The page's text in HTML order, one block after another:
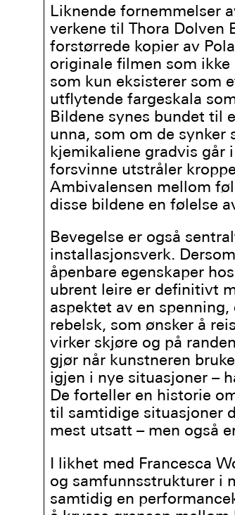
Liknende fornemmelser
verkene til Thora Dolven
forstørrede kopier av
originale filmen som
som kun eksisterer som
utflytende fargeskala
Bildene synes bundet til
unna, som om de synker
kjemikaliene gradvis går
forsvinne utstråler
Ambivalensen mellom
disse bildene en følelse
Bevegelse er også
installasjonsverk.
åpenbare egenskaper
ubrent leire er definitivt
aspektet av en
rebelsk, som ønsker å
virker skjøre og på
gjør når kunstneren
igjen i nye situasjoner –
De forteller en historie
til samtidige situasjoner
mest utsatt – men også
I likhet med Francesca
og samfunnsstrukturer i
samtidig en